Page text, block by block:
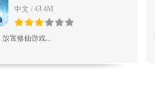
中文 / 43.4M
放置修仙游戏...